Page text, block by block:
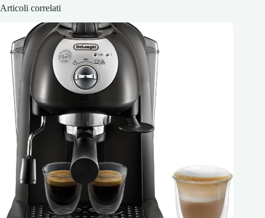
Articoli correlati